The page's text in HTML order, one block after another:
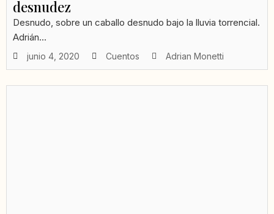
desnudez
Desnudo, sobre un caballo desnudo bajo la lluvia torrencial.
Adrián...
junio 4, 2020 Cuentos Adrian Monetti